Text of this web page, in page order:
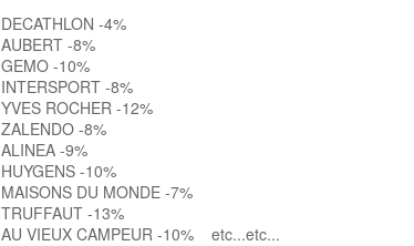
DECATHLON -4%
AUBERT -8%
GEMO -10%
INTERSPORT -8%
YVES ROCHER -12%
ZALENDO -8%
ALINEA -9%
HUYGENS -10%
MAISONS DU MONDE -7%
TRUFFAUT -13%
AU VIEUX CAMPEUR -10% etc...etc...